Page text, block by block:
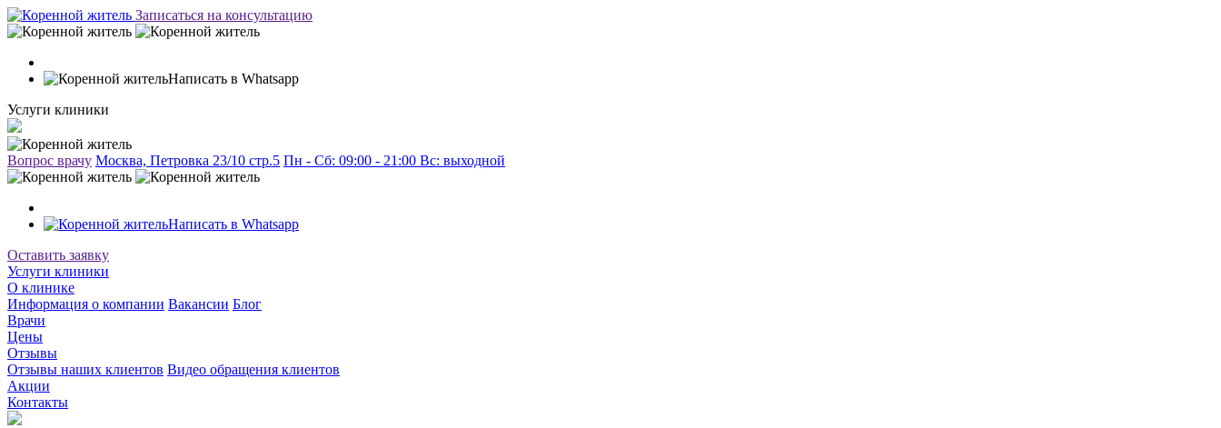
Записаться на консультацию
Написать в Whatsapp
Услуги клиники
Вопрос врачу Москва, Петровка 23/10 стр.5 Пн - Сб: 09:00 - 21:00 Вc: выходной
Написать в Whatsapp
Оставить заявку
Услуги клиники
О клинике
Информация о компании Вакансии Блог
Врачи
Цены
Отзывы
Отзывы наших клиентов Видео обращения клиентов
Акции
Контакты